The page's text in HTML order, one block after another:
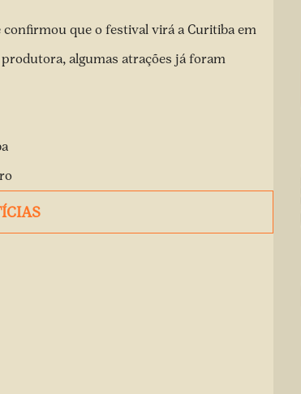
que o festival virá a Curitiba em
algumas atrações já foram